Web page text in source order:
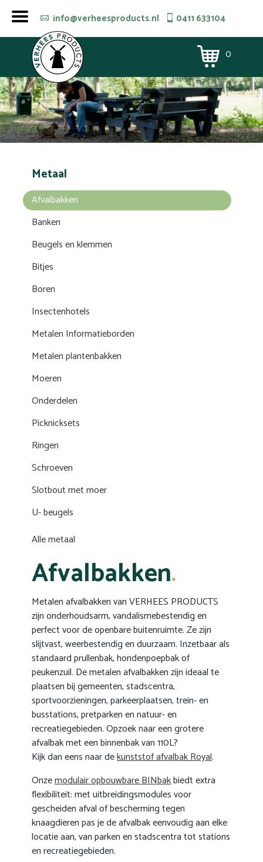
info@verheesproducts.nl 0411 633104
0
Metaal
Afvalbakken
Banken
Beugels en klemmen
Bitjes
Boren
Insectenhotels
Metalen Informatieborden
Metalen plantenbakken
Moeren
Onderdelen
Picknicksets
Ringen
Schroeven
Slotbout met moer
U- beugels
Alle metaal
Afvalbakken
Metalen afvalbakken van VERHEES PRODUCTS
zijn onderhoudsarm, vandalismebestendig en
perfect voor de openbare buitenruimte. Ze zijn
slijtvast, weerbestendig en duurzaam. Inzetbaar als
standaard prullenbak, hondenpoepbak of
peukenzuil. De metalen afvalbakken zijn ideaal te
plaatsen bij gemeenten, stadscentra,
sportvoorzieningen, parkeerplaatsen, trein- en
busstations, pretparken en natuur- en
recreatiegebieden.Opzoek naar een grotere
afvalbakmet een binnenbak van 110L?
Kijkdaneensnaar dekunststofafvalbak Royal.
Onzemodulair opbouwbare BINbakbiedt extra
flexibiliteit: met uitbreidingsmodules voor
gescheiden afval of bescherming tegen
knaagdieren pas je de afvalbak eenvoudig aan elke
locatie aan, van parken en stadscentra tot stations
en recreatiegebieden.